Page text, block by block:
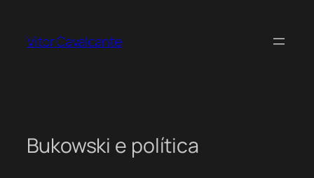
Vitor Cavalcante
Bukowski e política